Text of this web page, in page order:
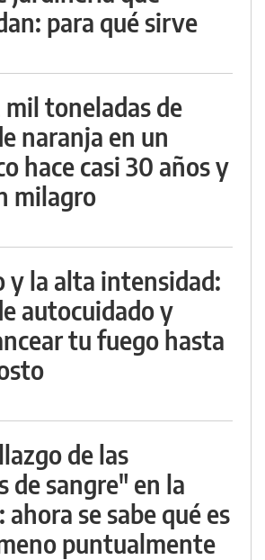
para qué sirve
mil toneladas de
naranja en un
hace casi 30 años y
milagro
y la alta intensidad:
autocuidado y
tu fuego hasta
de las
de sangre" en la
se sabe qué es
puntualmente